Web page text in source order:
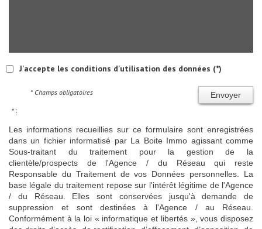
J'accepte les conditions d'utilisation des données (*)
Envoyer
* Champs obligatoires
* :
Les informations recueillies sur ce formulaire sont enregistrées
dans un fichier informatisé par La Boite Immo agissant comme
Sous-traitant du traitement pour la gestion de la
clientèle/prospects de l'Agence / du Réseau qui reste
Responsable du Traitement de vos Données personnelles. La
base légale du traitement repose sur l'intérêt légitime de l'Agence
/ du Réseau. Elles sont conservées jusqu'à demande de
suppression et sont destinées à l'Agence / au Réseau.
Conformément à la loi « informatique et libertés », vous disposez